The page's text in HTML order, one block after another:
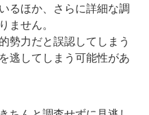
るほか、さらに詳細な調
ません。
勢力だと誤認してしまう
逃してしまう可能性があ